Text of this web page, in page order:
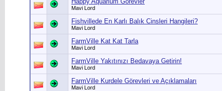
Mavi Lord
Fishvillede En Karlı Balık Cinsleri Hangileri?
Mavi Lord
FarmVille Kat Kat Tarla
Mavi Lord
FarmVille Yakıtınızı Bedavaya Getirin!
Mavi Lord
FarmVille Kurdele Görevleri ve Açıklamaları
Mavi Lord